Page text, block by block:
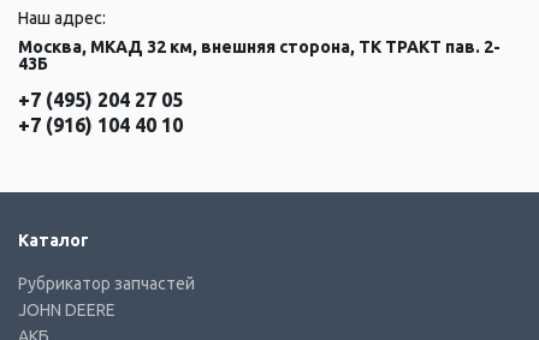
Наш адрес:
Москва, МКАД 32 км, внешняя сторона, ТК ТРАКТ пав. 2-
43Б
+7 (495) 204 27 05
+7 (916) 104 40 10
Каталог
Рубрикатор запчастей
JOHN DEERE